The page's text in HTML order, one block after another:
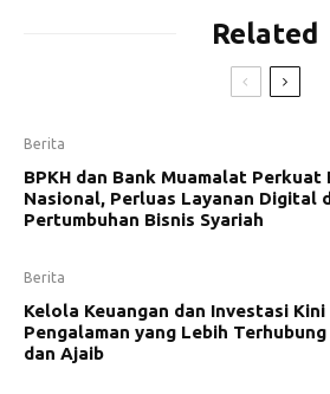
Related
Berita
BPKH dan Bank Muamalat Perkuat
Nasional, Perluas Layanan Digital
Pertumbuhan Bisnis Syariah
Berita
Kelola Keuangan dan Investasi Kini
Pengalaman yang Lebih Terhubung
dan Ajaib